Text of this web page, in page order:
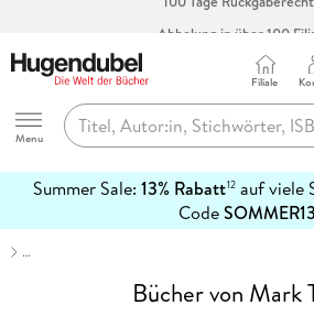
Abholung in über 100
Hugendubel
Menu
Filiale
Summer Sale: 13% Rabatt12auf viele
CodeSOMMER13
erfahren
…
Bücher von Mark